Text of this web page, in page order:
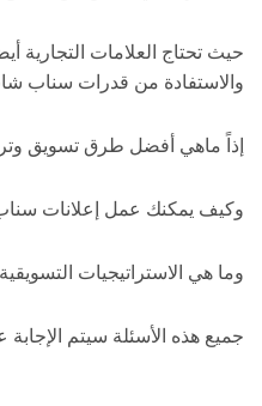
حيث تحتاج العلامات التجارية
والاستفادة من قدرات سناب
إذاً ماهي أفضل طرق تسويق
وكيف يمكنك عمل إعلانات
وما هي الاستراتيجيات
جميع هذه الأسئلة سيتم الإجابة